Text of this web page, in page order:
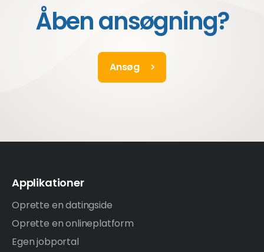
Åben ansøgning?
Ansøg
Applikationer
Oprette en datingside
Oprette en onlineplatform
Egen jobportal